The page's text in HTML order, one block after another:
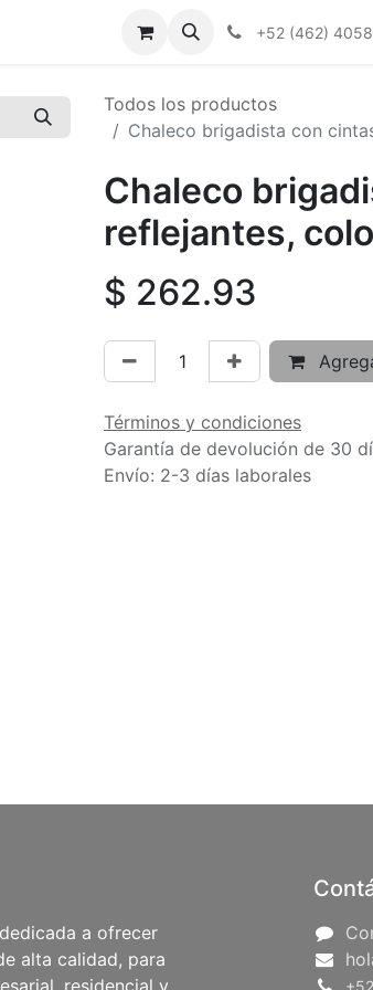
+52 (462)
Todos los productos
Chaleco brigadista con
Chaleco
reflejantes,
$ 262.93
Términos y condiciones
Garantía de devolución de 30
Envío: 2-3 días laborales
a ofrecer
alta calidad, para
residencial y